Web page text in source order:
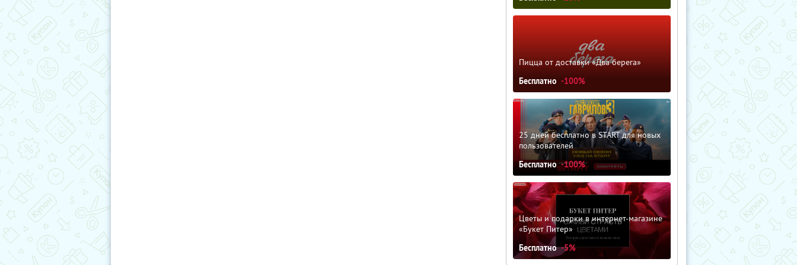
Пицца от доставки «Два берега»
Бесплатно -100%
25 дней бесплатно в START для новых
пользователей
Бесплатно -100%
Цветы и подарки в интернет-магазине
«Букет Питер»
Бесплатно -5%